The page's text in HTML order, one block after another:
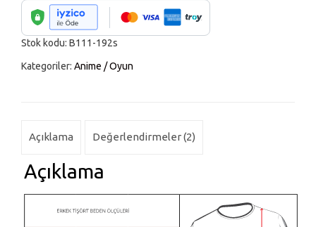
Erkek
Tişört
adet
Stok kodu: B111-192s
Kategoriler: Anime / Oyun
Açıklama Değerlendirmeler (2)
Açıklama